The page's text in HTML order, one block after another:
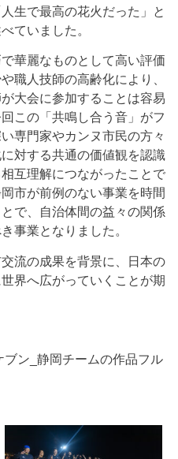
生で最高の花火だった」と
ていました。
華麗なものとして高い評価
職人技師の高齢化により、
大会に参加することは容易
この「共鳴し合う音」がフ
専門家やカンヌ市民の方々
対する共通の価値観を認識
互理解につながったことで
市が前例のない事業を時間
で、自治体間の益々の関係
事業となりました。
流の成果を背景に、日本の
界へ広がっていくことが期
ン_静岡チームの作品フル